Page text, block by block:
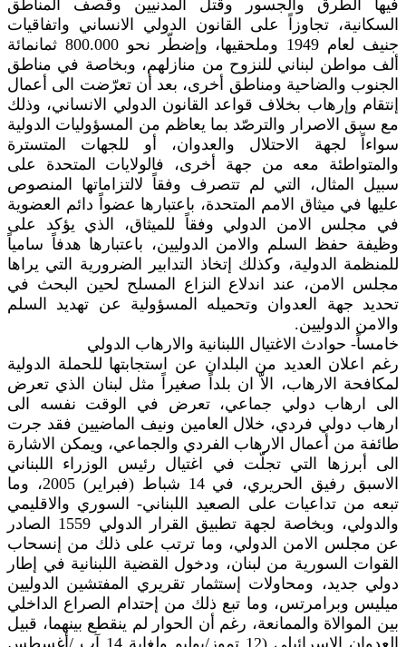
فيها الطرق والجسور وقتل المدنيين وقصف المناطق
السكانية، تجاوزاً على القانون الدولي الانساني واتفاقيات
جنيف لعام 1949 وملحقيها، وإضطّر نحو 800.000 ثمانمائة
ألف مواطن لبناني للنزوح من منازلهم، وبخاصة في مناطق
الجنوب والضاحية ومناطق أخرى، بعد أن تعرّضت الى أعمال
إنتقام وإرهاب بخلاف قواعد القانون الدولي الانساني، وذلك
مع سبق الاصرار والترصّد بما يعاظم من المسؤوليات الدولية
سواءاً لجهة الاحتلال والعدوان، أو للجهات المتسترة
والمتواطئة معه من جهة أخرى، فالولايات المتحدة على
سبيل المثال، التي لم تتصرف وفقاً لالتزاماتها المنصوص
عليها في ميثاق الامم المتحدة، باعتبارها عضواً دائم العضوية
في مجلس الامن الدولي وفقاً للميثاق، الذي يؤكد على
وظيفة حفظ السلم والامن الدوليين، باعتبارها هدفاً سامياً
للمنظمة الدولية، وكذلك إتخاذ التدابير الضرورية التي يراها
مجلس الامن، عند اندلاع النزاع المسلح لحين البحث في
تحديد جهة العدوان وتحميله المسؤولية عن تهديد السلم
والامن الدوليين.
خامساً- حوادث الاغتيال اللبنانية والارهاب الدولي
رغم اعلان العديد من البلدان عن استجابتها للحملة الدولية
لمكافحة الارهاب، الاّ ان بلداً صغيراً مثل لبنان الذي تعرض
الى ارهاب دولي جماعي، تعرض في الوقت نفسه الى
ارهاب دولي فردي، خلال العامين ونيف الماضيين فقد جرت
طائفة من أعمال الارهاب الفردي والجماعي، ويمكن الاشارة
الى أبرزها التي تجلّت في اغتيال رئيس الوزراء اللبناني
الاسبق رفيق الحريري، في 14 شباط (فبراير) 2005، وما
تبعه من تداعيات على الصعيد اللبناني- السوري والاقليمي
والدولي، وبخاصة لجهة تطبيق القرار الدولي 1559 الصادر
عن مجلس الامن الدولي، وما ترتب على ذلك من إنسحاب
القوات السورية من لبنان، ودخول القضية اللبنانية في إطار
دولي جديد، ومحاولات إستثمار تقريري المفتشين الدوليين
ميليس وبرامرتس، وما تبع ذلك من إحتدام الصراع الداخلي
بين الموالاة والممانعة، رغم أن الحوار لم ينقطع بينهما، قبيل